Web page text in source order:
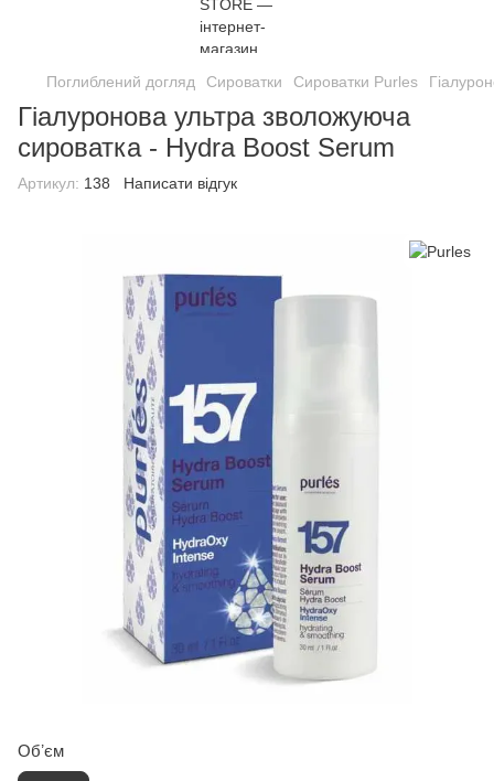
Поглиблений догляд Сироватки Сироватки Purles
Гіалуронова ультра зволожуюча
сироватка - Hydra Boost Serum
Артикул: 138 Написати відгук
Обʼєм